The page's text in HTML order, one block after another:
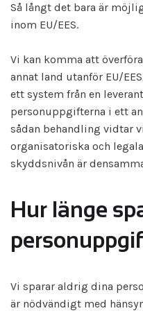
Så långt det bara är
inom EU/EES.
Vi kan komma att
annat land utanför EU/
ett system från en
personuppgifterna i ett
sådan behandling vidtar
organisatoriska och
skyddsnivån är
Hur länge
Vi sparar aldrig dina
är nödvändigt med